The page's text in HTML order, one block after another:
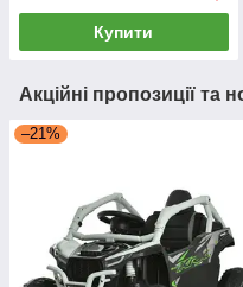
Купити
Акційні пропозиції та
–21%